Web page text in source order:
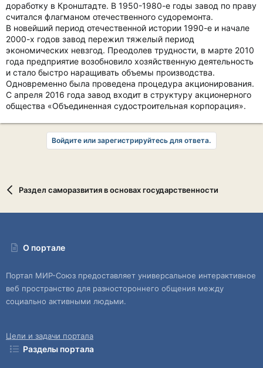
доработку в Кронштадте. В 1950-1980-е годы завод по праву
считался флагманом отечественного судоремонта.
В новейший период отечественной истории 1990-е и начале
2000-х годов завод пережил тяжелый период
экономических невзгод. Преодолев трудности, в марте 2010
года предприятие возобновило хозяйственную деятельность
и стало быстро наращивать объемы производства.
Одновременно была проведена процедура акционирования.
С апреля 2016 года завод входит в структуру акционерного
общества «Объединенная судостроительная корпорация».
Войдите или зарегистрируйтесь для ответа.
Раздел саморазвития в основах государственности
О портале
Портал МИР-Союз предоставляет универсальное интерактивное
веб пространство для разностороннего общения между
социально активными людьми.
Цели и задачи портала
Разделы портала